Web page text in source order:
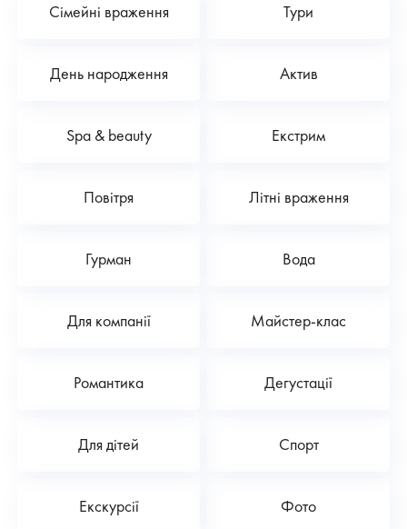
Сімейні враження Тури
День народження Актив
Spa & beauty Екстрим
Повітря Літні враження
Гурман Вода
Для компанії Майстер-клас
Романтика Дегустації
Для дітей Спорт
Екскурсії Фото